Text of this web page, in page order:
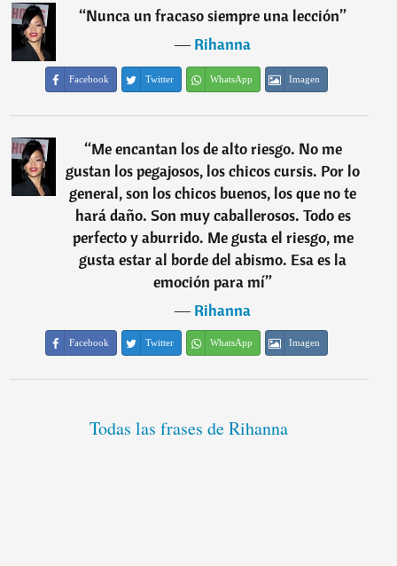
“Nunca un fracaso siempre una lección”
―Rihanna
Facebook Twitter WhatsApp Imagen
“Me encantan los de alto riesgo. No me
gustan los pegajosos, los chicos cursis. Por lo
general, son los chicos buenos, los que no te
hará daño. Son muy caballerosos. Todo es
perfecto y aburrido. Me gusta el riesgo, me
gusta estar al borde del abismo. Esa es la
emoción para mí”
―Rihanna
Facebook Twitter WhatsApp Imagen
Todas las frases de Rihanna